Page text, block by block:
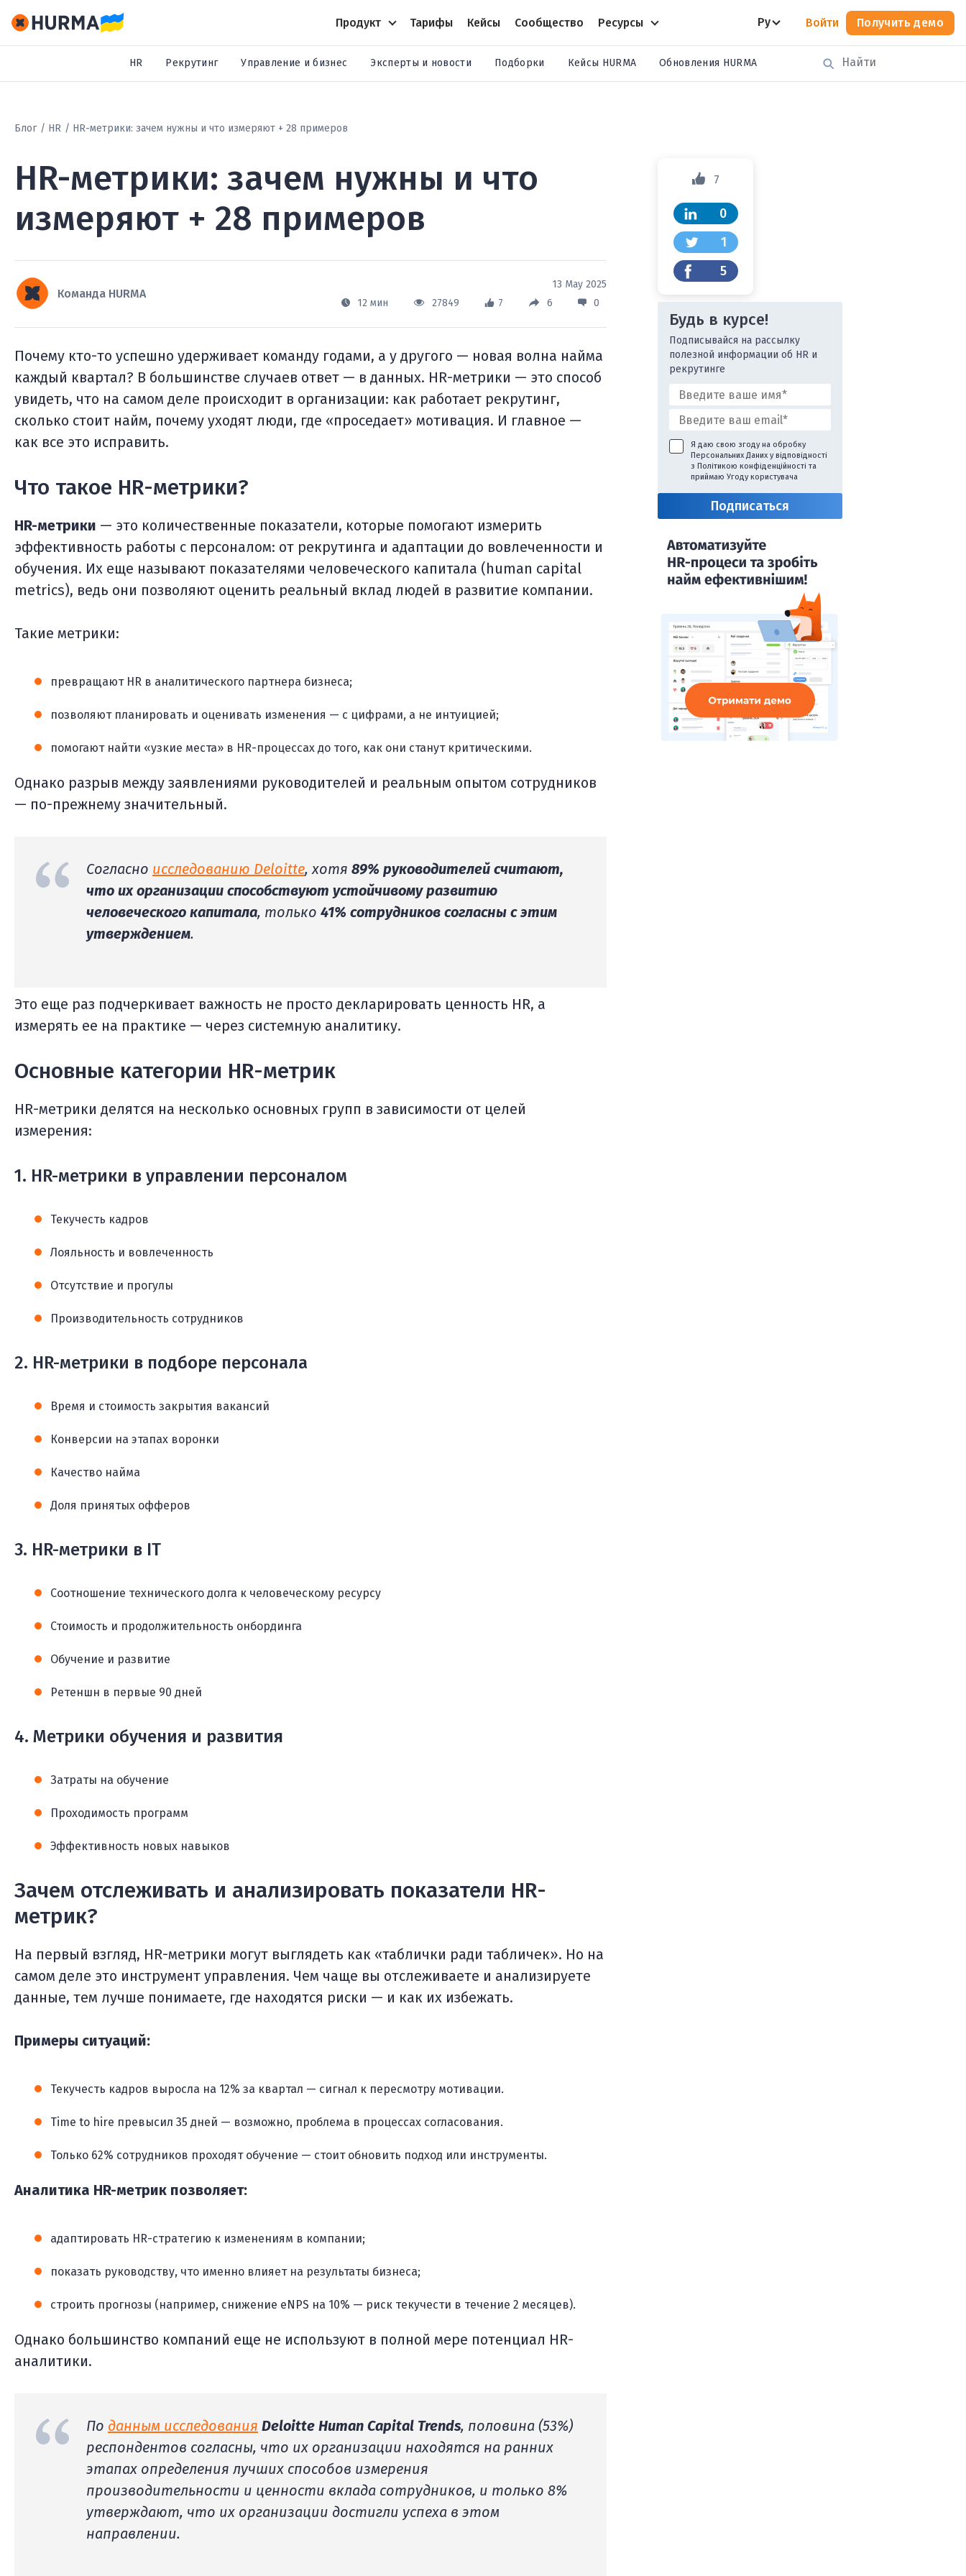
Продукт Тарифы Кейсы Сообщество Ресурсы Ру Войти Получить демо
HR Рекрутинг Управление и бизнес Эксперты и новости Подборки Кейсы HURMA Обновления HURMA
Блог HR HR-метрики: зачем нужны и что измеряют + 28 примеров
HR-метрики: зачем нужны и что
измеряют + 28 примеров
Команда HURMA
13 May 2025
12 мин
27849 7 6 0
Почему кто-то успешно удерживает команду годами, а у другого — новая волна найма
каждый квартал? В большинстве случаев ответ — в данных. HR-метрики — это способ
увидеть, что на самом деле происходит в организации: как работает рекрутинг,
сколько стоит найм, почему уходят люди, где «проседает» мотивация. И главное —
как все это исправить.
Что такое HR-метрики?
HR-метрики — это количественные показатели, которые помогают измерить
эффективность работы с персоналом: от рекрутинга и адаптации до вовлеченности и
обучения. Их еще называют показателями человеческого капитала (human capital
metrics), ведь они позволяют оценить реальный вклад людей в развитие компании.
Такие метрики:
превращают HR в аналитического партнера бизнеса;
позволяют планировать и оценивать изменения — с цифрами, а не интуицией;
помогают найти «узкие места» в HR-процессах до того, как они станут критическими.
Однако разрыв между заявлениями руководителей и реальным опытом сотрудников
— по-прежнему значительный.
Согласно исследованию Deloitte, хотя 89% руководителей считают,
что их организации способствуют устойчивому развитию
человеческого капитала, только 41% сотрудников согласны с этим
утверждением.
Это еще раз подчеркивает важность не просто декларировать ценность HR, а
измерять ее на практике — через системную аналитику.
Основные категории HR-метрик
HR-метрики делятся на несколько основных групп в зависимости от целей
измерения:
1. HR-метрики в управлении персоналом
Текучесть кадров
Лояльность и вовлеченность
Отсутствие и прогулы
Производительность сотрудников
2. HR-метрики в подборе персонала
Время и стоимость закрытия вакансий
Конверсии на этапах воронки
Качество найма
Доля принятых офферов
3. HR-метрики в IT
Соотношение технического долга к человеческому ресурсу
Стоимость и продолжительность онбординга
Обучение и развитие
Ретеншн в первые 90 дней
4. Метрики обучения и развития
Затраты на обучение
Проходимость программ
Эффективность новых навыков
Зачем отслеживать и анализировать показатели HR-
метрик?
На первый взгляд, HR-метрики могут выглядеть как «таблички ради табличек». Но на
самом деле это инструмент управления. Чем чаще вы отслеживаете и анализируете
данные, тем лучше понимаете, где находятся риски — и как их избежать.
Примеры ситуаций:
Текучесть кадров выросла на 12% за квартал — сигнал к пересмотру мотивации.
Time to hire превысил 35 дней — возможно, проблема в процессах согласования.
Только 62% сотрудников проходят обучение — стоит обновить подход или инструменты.
Аналитика HR-метрик позволяет:
адаптировать HR-стратегию к изменениям в компании;
показать руководству, что именно влияет на результаты бизнеса;
строить прогнозы (например, снижение eNPS на 10% — риск текучести в течение 2 месяцев).
Однако большинство компаний еще не используют в полной мере потенциал HR-
аналитики.
По данным исследования Deloitte Human Capital Trends, половина (53%)
респондентов согласны, что их организации находятся на ранних
этапах определения лучших способов измерения
производительности и ценности вклада сотрудников, и только 8%
утверждают, что их организации достигли успеха в этом
направлении.
7
0
1
5
Будь в курсе!
Подписывайся на рассылку
полезной информации об HR и
рекрутинге
Я даю свою згоду на обробку
Персональних Даних у відповідності
з Політикою конфіденційності та
приймаю Угоду користувача